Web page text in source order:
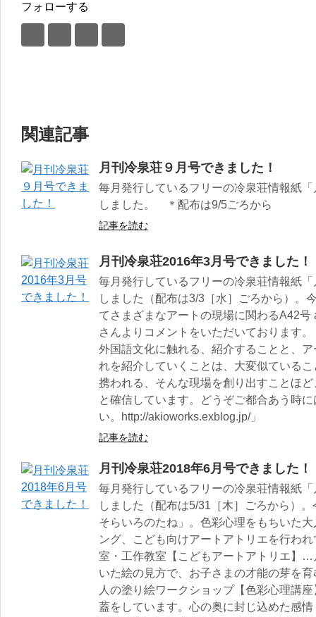
フォローする
関連記事
月刊冷泉荘９月号できました！
毎月発行しているフリーの冷泉荘情報紙
しました。 ＊配布は9/5ごろから
記事を読む
月刊冷泉荘2016年3月号できました！
毎月発行しているフリーの冷泉荘情報紙
しました（配布は3/3［水］ごろから）。
てさまざまなアートの現場に関わるA42
さんよりコメントをいただいております
外国語文化に触れる、紹介することと、
れを紹介していくことは、大変似ている
携われる、そんな現場を創り出すことほ
と確信しています。どうぞご都合あう時
い。http://akioworks.exblog.jp/」
記事を読む
月刊冷泉荘2018年6月号できました！
毎月発行しているフリーの冷泉荘情報紙
しました（配布は5/31［木］ごろから）
そらいろのたね」。色彩心理をもちいた
ング、こども向けアートアトリエを行わ
室・工作教室【こどもアートアトリエ】
いた絵の見方で、お子さまの才能の芽を
人の塗り絵ワークショップ【色彩心理講
蓋をしています。心の奥に封じ込めた感